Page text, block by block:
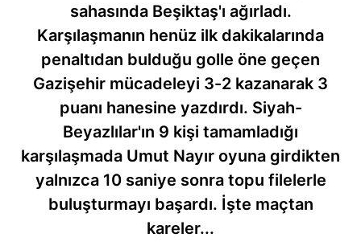
sahasında Beşiktaş'ı ağırladı.
Karşılaşmanın henüz ilk dakikalarında
penaltıdan bulduğu golle öne geçen
Gazişehir mücadeleyi 3-2 kazanarak 3
puanı hanesine yazdırdı. Siyah-
Beyazlılar'ın 9 kişi tamamladığı
karşılaşmada Umut Nayır oyuna girdikten
yalnızca 10 saniye sonra topu filelerle
buluşturmayı başardı. İşte maçtan
kareler...